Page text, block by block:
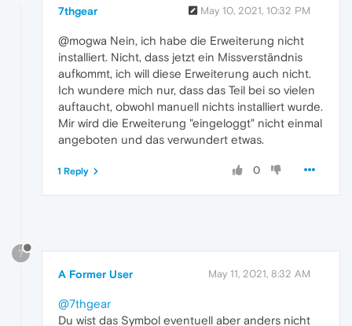
7thgear May 10, 2021, 10:32 PM
@mogwa Nein, ich habe die Erweiterung nicht
installiert. Nicht, dass jetzt ein Missverständnis
aufkommt, ich will diese Erweiterung auch nicht.
Ich wundere mich nur, dass das Teil bei so vielen
auftaucht, obwohl manuell nichts installiert wurde.
Mir wird die Erweiterung "eingeloggt" nicht einmal
angeboten und das verwundert etwas.
0
1 Reply
?
A Former User May 11, 2021, 8:32 AM
@7thgear
Du wist das Symbol eventuell aber anders nicht